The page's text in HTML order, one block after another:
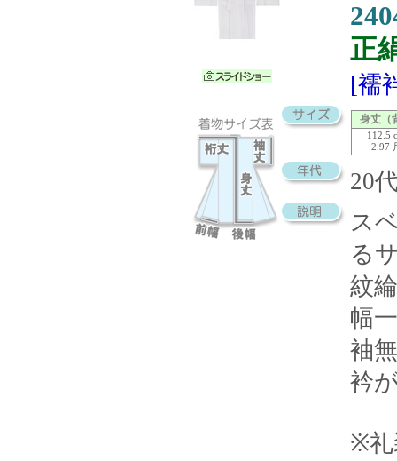
正
[襦
身丈（
112.5
2.97
20
ス
る
紋
幅
袖
衿
※礼